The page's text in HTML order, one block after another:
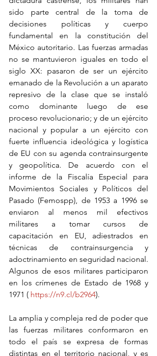
sido parte central de la toma de
decisiones políticas y cuerpo
fundamental en la constitución del
México autoritario. Las fuerzas armadas
no se mantuvieron iguales en todo el
siglo XX: pasaron de ser un ejército
emanado de la Revolución a un aparato
represivo de la clase que se instaló
como dominante luego de ese
proceso revolucionario; y de un ejército
nacional y popular a un ejército con
fuerte influencia ideológica y logística
de EU con su agenda contrainsurgente
y geopolítica. De acuerdo con el
informe de la Fiscalía Especial para
Movimientos Sociales y Políticos del
Pasado (Femospp), de 1953 a 1996 se
enviaron al menos mil efectivos
militares a tomar cursos de
capacitación en EU, adiestrados en
técnicas de contrainsurgencia y
adoctrinamiento en seguridad nacional.
Algunos de esos militares participaron
en los crímenes de Estado de 1968 y
1971 ( https://n9.cl/b2964).
La amplia y compleja red de poder que
las fuerzas militares conformaron en
todo el país se expresa de formas
distintas en el territorio nacional, y es